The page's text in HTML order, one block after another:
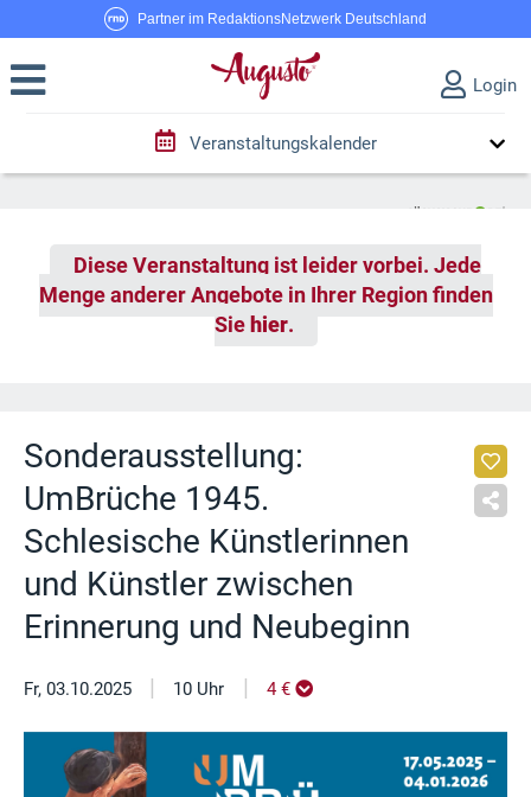
Partner im RedaktionsNetzwerk Deutschland
Login
Veranstaltungskalender
Diese Veranstaltung ist leider vorbei. Jede
Menge anderer Angebote in Ihrer Region finden
Sie hier.
Sonderausstellung:
UmBrüche 1945.
Schlesische Künstlerinnen
und Künstler zwischen
Erinnerung und Neubeginn
Fr, 03.10.2025 | 10 Uhr | 4 €